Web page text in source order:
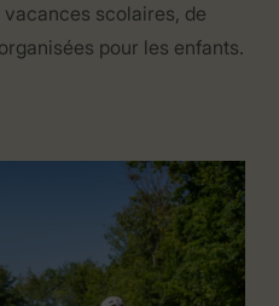
scolaires, de
pour les enfants.